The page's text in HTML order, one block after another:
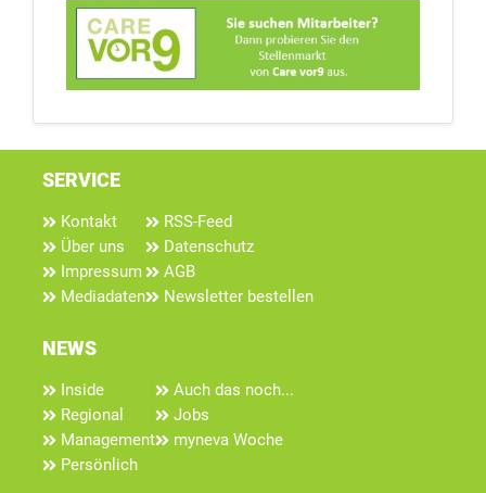
SERVICE
Kontakt
Über uns
Impressum
Mediadaten
RSS-Feed
Datenschutz
AGB
Newsletter bestellen
NEWS
Inside
Regional
Management
Persönlich
Auch das noch...
Jobs
myneva Woche